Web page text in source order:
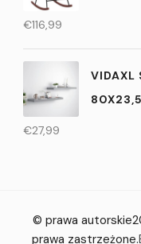
€116,99
VIDAXL
€27,99
© prawa
prawa zastrzeżone.